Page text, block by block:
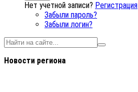
Нет учетной записи? Регистрация
Забыли пароль?
Забыли логин?
Новости региона